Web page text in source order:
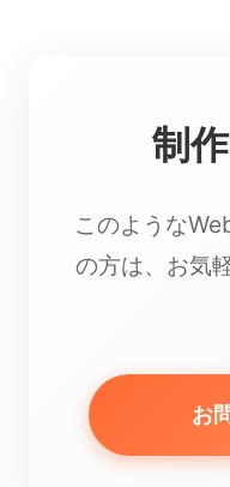
制
このような
の方は、お気
お